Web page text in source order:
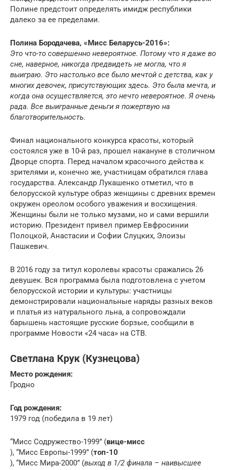
Полине предстоит определять имидж республики
далеко за ее пределами.
Полина Бородачева, «Мисс Беларусь-2016»:
Это что-то совершенно невероятное. Потому что я даже во
сне, наверное, никогда предвидеть не могла, что я
выиграю. Это настолько все было мечтой с детства, как у
многих девочек, присутствующих здесь. Это была мечта, и
когда она осуществляется, это нечто невероятное. Я очень
рада. Все выигранные деньги я пожертвую на
благотворительность.
Финал национального конкурса красоты, который
состоялся уже в 10-й раз, прошел накануне в столичном
Дворце спорта. Перед началом красочного действа к
зрителями и, конечно же, участницам обратился глава
государства. Александр Лукашенко отметил, что в
белорусской культуре образ женщины с древних времен
окружен ореолом особого уважения и восхищения.
Женщины были не только музами, но и сами вершили
историю. Президент привел пример Евфросинии
Полоцкой, Анастасии и Софии Слуцких, Элоизы
Пашкевич.
В 2016 году за титул королевы красоты сражались 26
девушек. Вся программа была подготовлена с учетом
белорусской истории и культуры: участницы
демонстрировали национальные наряды разных веков
и платья из натурального льна, а сопровождали
барышень настоящие русские борзые, сообщили в
программе Новости «24 часа» на СТВ.
Светлана Крук (Кузнецова)
Место рождения:
Гродно
Год рождения:
1979 год (победила в 19 лет)
“Мисс Содружество-1999” (вице-мисс
), “Мисс Европы-1999” (топ-10
), “Мисс Мира-2000” (выход в 1/2 финала – наивысшее